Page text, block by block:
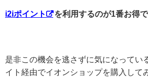
i2iポイント を利用するのが1番お得で
是非この機会を逃さずに気になってい
イト経由でイオンショップを購入して